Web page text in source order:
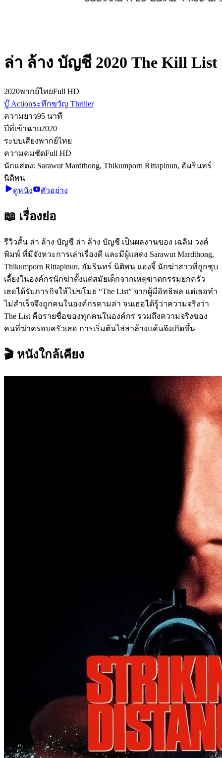
ล่า ล้าง บัญชี 2020 The Kill List
2020พากย์ไทยFull HD
บู๊ Actionระทึกขวัญ Thriller
ความยาว95 นาที
ปีที่เข้าฉาย2020
ระบบเสียงพากย์ไทย
ความคมชัดFull HD
นักแสดง: Sarawut Mardthong, Thikumporn Rittapinun, อัมรินทร์
นิติพน
ดูหนัง
ตัวอย่าง
📖 เรื่องย่อ
รีวิวสั้น ล่า ล้าง บัญชี ล่า ล้าง บัญชี เป็นผลงานของ เฉลิม วงค์
พิมพ์ ที่มีจังหวะการเล่าเรื่องดี และมีผู้แสดง Sarawut Mardthong,
Thikumporn Rittapinun, อัมรินทร์ นิติพน แองจี้ นักฆ่าสาวที่ถูกชุบ
เลี้ยงในองค์กรนักฆ่าตั้งแต่สมัยเด็กจากเหตุฆาตกรรมยกครัว
เธอได้รับภารกิจให้ไปขโมย “The List” จากผู้มีอิทธิพล แต่เธอทำ
ไม่สำเร็จจึงถูกคนในองค์กรตามล่า จนเธอได้รู้ว่าความจริงว่า
The List คือรายชื่อของทุกคนในองค์กร รวมถึงความจริงของ
คนที่ฆ่าครอบครัวเธอ การเริ่มต้นไล่ล่าล้างแค้นจึงเกิดขึ้น
🎬 หนังใกล้เคียง